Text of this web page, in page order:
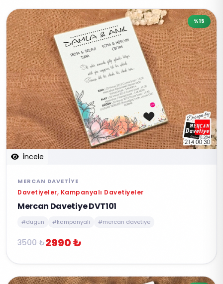
İncele
%15
MERCAN DAVETIYE
Davetiyeler, Kampanyalı Davetiyeler
Mercan Davetiye DVT101
#dugun #kampanyali #mercan davetiye
3500 ₺2990 ₺